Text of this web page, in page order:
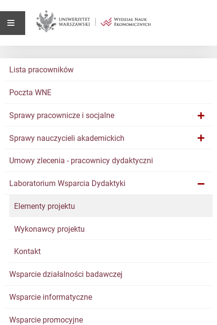
Lista pracowników
Poczta WNE
Sprawy pracownicze i socjalne
Sprawy nauczycieli akademickich
Umowy zlecenia - pracownicy dydaktyczni
Laboratorium Wsparcia Dydaktyki
Elementy projektu
Wykonawcy projektu
Kontakt
Wsparcie działalności badawczej
Wsparcie informatyczne
Wsparcie promocyjne